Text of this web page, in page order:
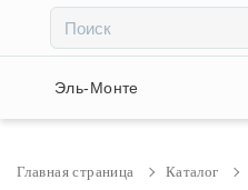
Акции и скидки
Эль-Монте
Главная страница Каталог